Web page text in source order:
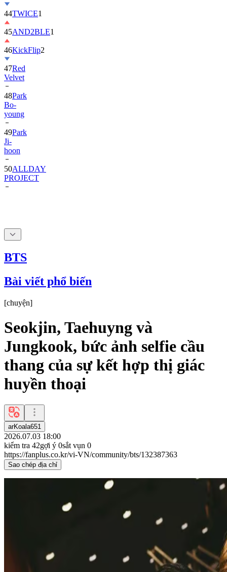
44TWICE1
45AND2BLE1
46KickFlip2
47Red
Velvet
48Park
Bo-
young
49Park
Ji-
hoon
50ALLDAY
PROJECT
BTS
Bài viết phổ biến
[chuyện]
Seokjin, Taehuyng và
Jungkook, bức ảnh selfie cầu
thang của sự kết hợp thị giác
huyền thoại
arKoala651
2026.07.03 18:00
kiểm tra 42gợi ý 0sắt vụn 0
https://fanplus.co.kr/vi-VN/community/bts/132387363
Sao chép địa chỉ